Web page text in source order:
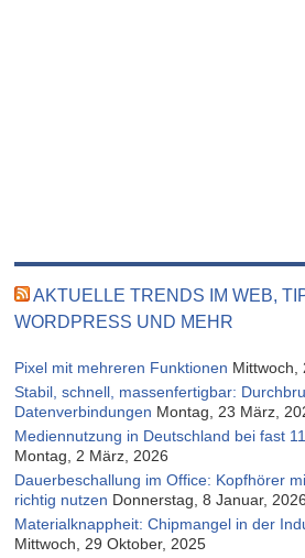
AKTUELLE TRENDS IM WEB,
WORDPRESS UND MEHR
Pixel mit mehreren Funktionen Mittwoch,
Stabil, schnell, massenfertigbar:
Datenverbindungen Montag, 23 März,
Mediennutzung in Deutschland bei fast
Montag, 2 März, 2026
Dauerbeschallung im Office: Kopfhörer
richtig nutzen Donnerstag, 8 Januar, 2026
Materialknappheit: Chipmangel in der
Mittwoch, 29 Oktober, 2025